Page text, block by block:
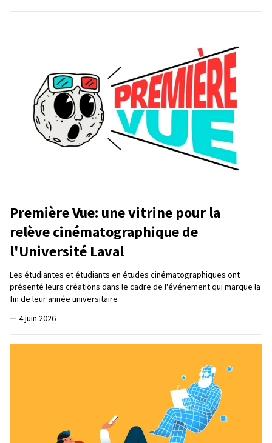
Première Vue: une vitrine pour la
relève cinématographique de
l'Université Laval
Les étudiantes et étudiants en études cinématographiques ont
présenté leurs créations dans le cadre de l'événement qui marque la
fin de leur année universitaire
— 4 juin 2026